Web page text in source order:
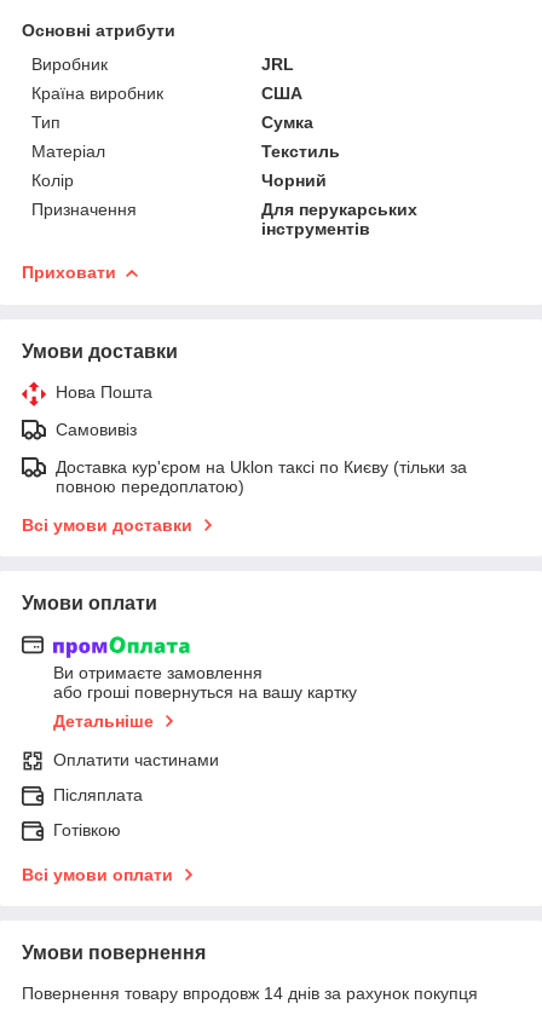
Основні атрибути
Виробник
JRL
Країна виробник
США
Тип
Сумка
Матеріал
Текстиль
Колір
Чорний
Призначення
Для перукарських
інструментів
Приховати
Умови доставки
Нова Пошта
Самовивіз
Доставка кур'єром на Uklon таксі по Києву (тільки за
повною передоплатою)
Всі умови доставки
Умови оплати
Ви отримаєте замовлення
або гроші повернуться на вашу картку
Детальніше
Оплатити частинами
Післяплата
Готівкою
Всі умови оплати
Умови повернення
Повернення товару впродовж 14 днів за рахунок покупця